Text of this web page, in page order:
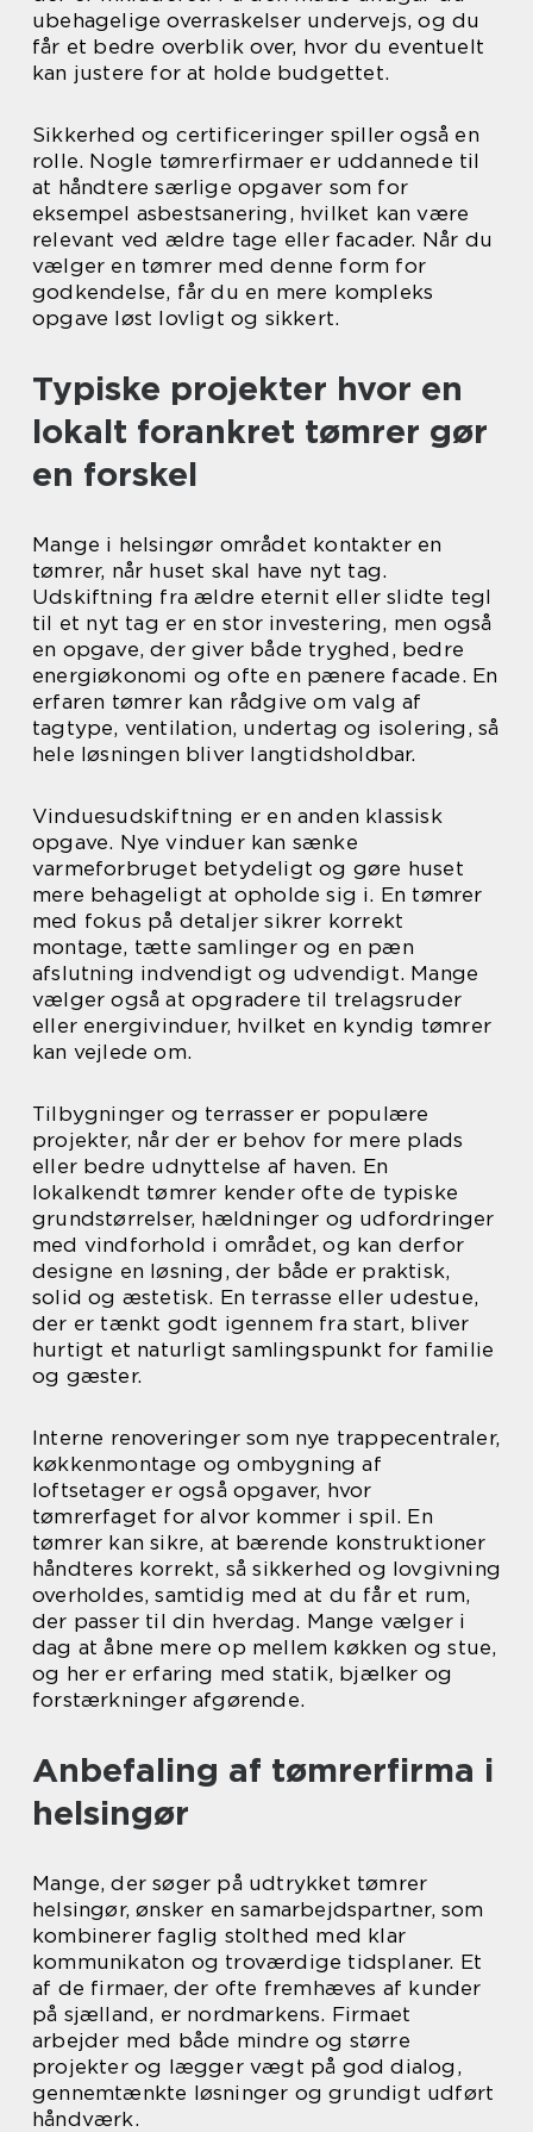
ubehagelige overraskelser undervejs, og du
får et bedre overblik over, hvor du eventuelt
kan justere for at holde budgettet.
Sikkerhed og certificeringer spiller også en
rolle. Nogle tømrerfirmaer er uddannede til
at håndtere særlige opgaver som for
eksempel asbestsanering, hvilket kan være
relevant ved ældre tage eller facader. Når du
vælger en tømrer med denne form for
godkendelse, får du en mere kompleks
opgave løst lovligt og sikkert.
Typiske projekter hvor en
lokalt forankret tømrer gør
en forskel
Mange i helsingør området kontakter en
tømrer, når huset skal have nyt tag.
Udskiftning fra ældre eternit eller slidte tegl
til et nyt tag er en stor investering, men også
en opgave, der giver både tryghed, bedre
energiøkonomi og ofte en pænere facade. En
erfaren tømrer kan rådgive om valg af
tagtype, ventilation, undertag og isolering, så
hele løsningen bliver langtidsholdbar.
Vinduesudskiftning er en anden klassisk
opgave. Nye vinduer kan sænke
varmeforbruget betydeligt og gøre huset
mere behageligt at opholde sig i. En tømrer
med fokus på detaljer sikrer korrekt
montage, tætte samlinger og en pæn
afslutning indvendigt og udvendigt. Mange
vælger også at opgradere til trelagsruder
eller energivinduer, hvilket en kyndig tømrer
kan vejlede om.
Tilbygninger og terrasser er populære
projekter, når der er behov for mere plads
eller bedre udnyttelse af haven. En
lokalkendt tømrer kender ofte de typiske
grundstørrelser, hældninger og udfordringer
med vindforhold i området, og kan derfor
designe en løsning, der både er praktisk,
solid og æstetisk. En terrasse eller udestue,
der er tænkt godt igennem fra start, bliver
hurtigt et naturligt samlingspunkt for familie
og gæster.
Interne renoveringer som nye trappecentraler,
køkkenmontage og ombygning af
loftsetager er også opgaver, hvor
tømrerfaget for alvor kommer i spil. En
tømrer kan sikre, at bærende konstruktioner
håndteres korrekt, så sikkerhed og lovgivning
overholdes, samtidig med at du får et rum,
der passer til din hverdag. Mange vælger i
dag at åbne mere op mellem køkken og stue,
og her er erfaring med statik, bjælker og
forstærkninger afgørende.
Anbefaling af tømrerfirma i
helsingør
Mange, der søger på udtrykket tømrer
helsingør, ønsker en samarbejdspartner, som
kombinerer faglig stolthed med klar
kommunikaton og troværdige tidsplaner. Et
af de firmaer, der ofte fremhæves af kunder
på sjælland, er nordmarkens. Firmaet
arbejder med både mindre og større
projekter og lægger vægt på god dialog,
gennemtænkte løsninger og grundigt udført
håndværk.